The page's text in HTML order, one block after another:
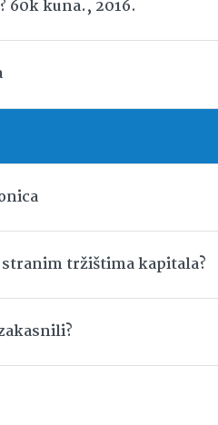
60k kuna., 2016.
tržištima kapitala?